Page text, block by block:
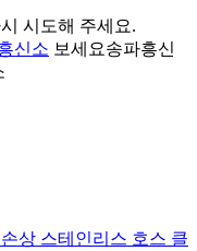
시도해 주세요.
신소 보세요송파흥신
상 스테인리스 호스 클